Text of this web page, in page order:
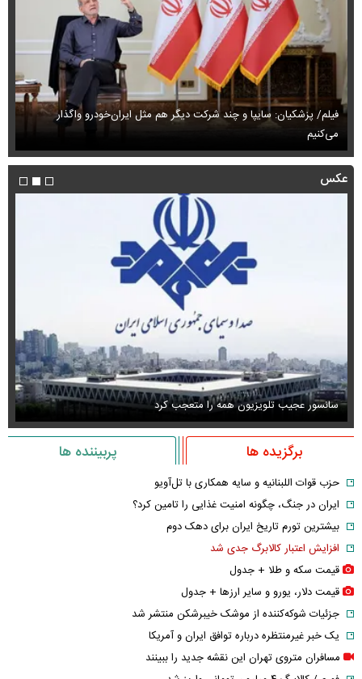
فیلم/ پزشکیان: سایپا و چند شرکت دیگر هم مثل ایران‌خودرو واگذار
می‌کنیم
عکس
سانسور عجیب تلویزیون همه را متعجب کرد
برگزیده ها پربیننده ها
حزب قوات اللبنانیه و سایه همکاری با تل‌آویو
ایران در جنگ، چگونه امنیت غذایی را تامین کرد؟
بیشترین تورم تاریخ ایران برای دهک دوم
افزایش اعتبار کالابرگ جدی شد
قیمت سکه و طلا + جدول
قیمت دلار، یورو و سایر ارز‌ها + جدول
جزئیات شوکه‌کننده از موشک خیبرشکن منتشر شد
یک خبر غیرمنتظره درباره توافق ایران و آمریکا
مسافران متروی تهران این نقشه جدید را ببینند